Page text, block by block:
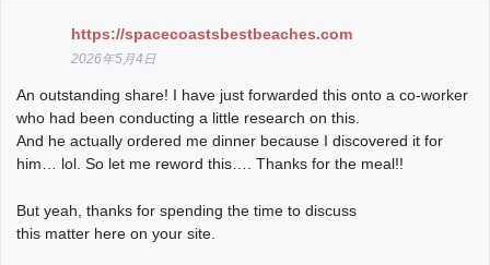
https://spacecoastsbestbeaches.com
2026年5月4日
An outstanding share! I have just forwarded this onto a co-worker
who had been conducting a little research on this.
And he actually ordered me dinner because I discovered it for
him… lol. So let me reword this…. Thanks for the meal!!
But yeah, thanks for spending the time to discuss
this matter here on your site.